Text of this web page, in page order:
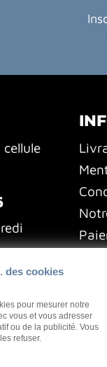
des cookies
pour mesurer notre
vous et vous adresser
ou de la publicité. Vous
refuser.